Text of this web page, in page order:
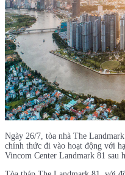
Ngày 26/7, tòa nhà The
chính thức đi vào hoạt động với
Vincom Center Landmark 81 sau